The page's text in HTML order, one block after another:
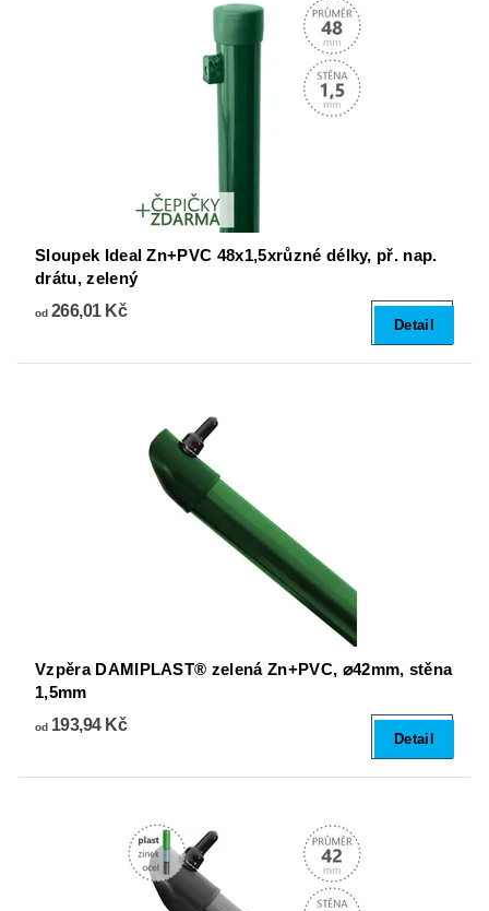
Sloupek Ideal Zn+PVC 48x1,5xrůzné délky, př. nap.
drátu, zelený
od266,01 Kč
Detail
Vzpěra DAMIPLAST® zelená Zn+PVC, ⌀42mm, stěna
1,5mm
od193,94 Kč
Detail